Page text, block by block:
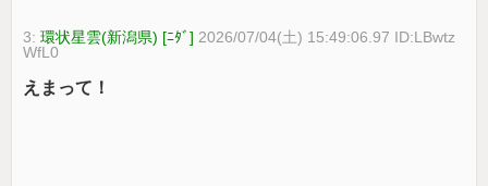
3:環状星雲(新潟県) [ﾆﾀﾞ] 2026/07/04(土) 15:49:06.97 ID:LBwtz
WfL0
えまって！